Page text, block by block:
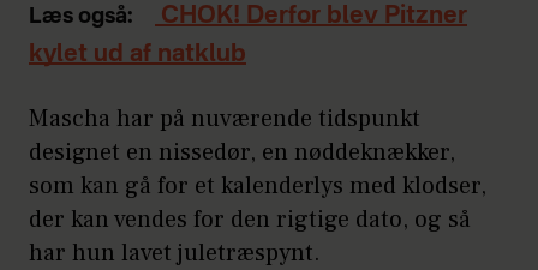
Læs også:
CHOK! Derfor blev Pitzner
kylet ud af natklub
Mascha har på nuværende tidspunkt
designet en nissedør, en nøddeknækker,
som kan gå for et kalenderlys med klodser,
der kan vendes for den rigtige dato, og så
har hun lavet juletræspynt.